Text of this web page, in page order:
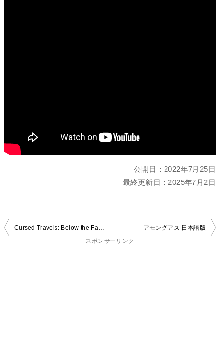
公開日： 2022年7月25日
最終更新日： 2025年7月2日
投
Cursed Travels: Below the Factory
アモングアス 日本語版
スポンサーリンク